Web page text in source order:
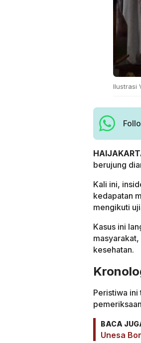
Ilustrasi
berujung
Kali ini,
kedapatan
mengikuti
Kasus ini
kesehatan.
Peristiwa ini
BACA
Unesa